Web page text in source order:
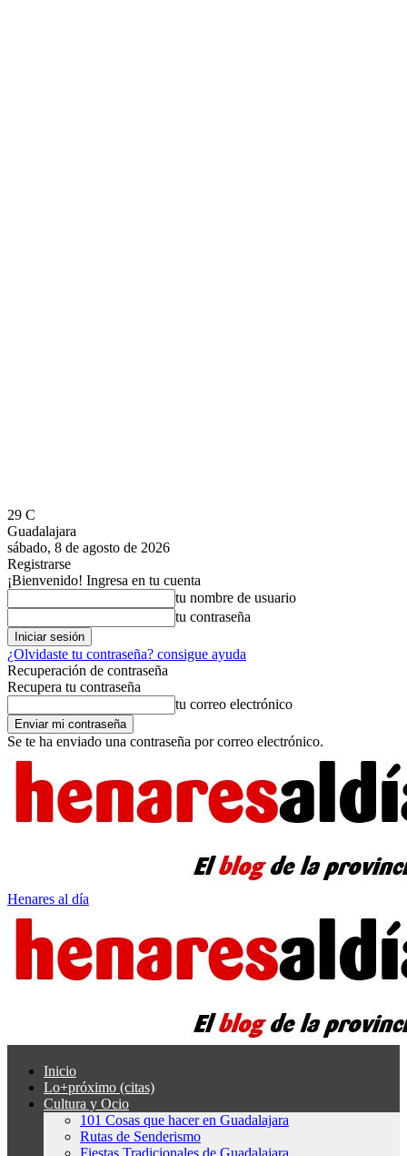
29 C
Guadalajara
sábado, 8 de agosto de 2026
Registrarse
¡Bienvenido! Ingresa en tu cuenta
tu nombre de usuario
tu contraseña
¿Olvidaste tu contraseña? consigue ayuda
Recuperación de contraseña
Recupera tu contraseña
tu correo electrónico
Se te ha enviado una contraseña por correo electrónico.
Henares al día
Inicio
Lo+próximo (citas)
Cultura y Ocio
101 Cosas que hacer en Guadalajara
Rutas de Senderismo
Fiestas Tradicionales de Guadalajara